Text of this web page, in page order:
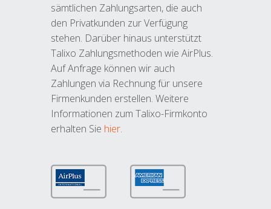
sämtlichen Zahlungsarten, die auch
den Privatkunden zur Verfügung
stehen. Darüber hinaus unterstützt
Talixo Zahlungsmethoden wie AirPlus.
Auf Anfrage können wir auch
Zahlungen via Rechnung für unsere
Firmenkunden erstellen. Weitere
Informationen zum Talixo-Firmkonto
erhalten Sie hier.